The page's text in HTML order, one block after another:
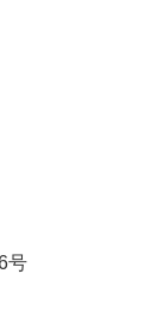
号